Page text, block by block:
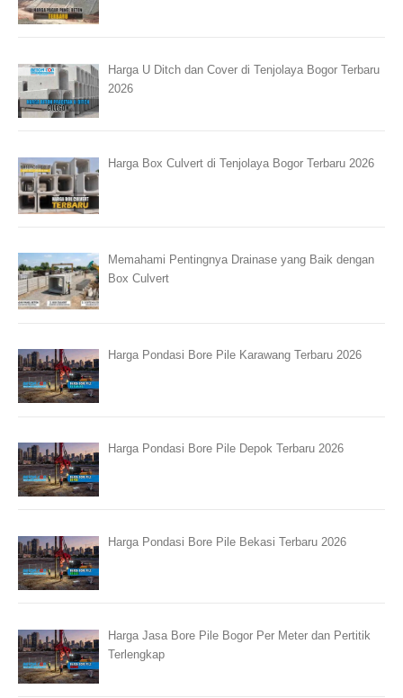
Harga U Ditch dan Cover di Tenjolaya Bogor Terbaru
2026
Harga Box Culvert di Tenjolaya Bogor Terbaru 2026
Memahami Pentingnya Drainase yang Baik dengan
Box Culvert
Harga Pondasi Bore Pile Karawang Terbaru 2026
Harga Pondasi Bore Pile Depok Terbaru 2026
Harga Pondasi Bore Pile Bekasi Terbaru 2026
Harga Jasa Bore Pile Bogor Per Meter dan Pertitik
Terlengkap